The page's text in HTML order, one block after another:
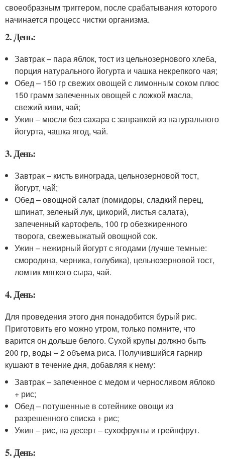
своеобразным триггером, после срабатывания которого
начинается процесс чистки организма.
2. День:
Завтрак – пара яблок, тост из цельнозернового хлеба,
порция натурального йогурта и чашка некрепкого чая;
Обед – 150 гр свежих овощей с лимонным соком плюс
150 грамм запеченных овощей с ложкой масла,
свежий киви, чай;
Ужин – мюсли без сахара с заправкой из натурального
йогурта, чашка ягод, чай.
3. День:
Завтрак – кисть винограда, цельнозерновой тост,
йогурт, чай;
Обед – овощной салат (помидоры, сладкий перец,
шпинат, зеленый лук, цикорий, листья салата),
запеченный картофель, 100 гр обезжиренного
творога, свежевыжатый овощной сок.
Ужин – нежирный йогурт с ягодами (лучше темные:
смородина, черника, голубика), цельнозерновой тост,
ломтик мягкого сыра, чай.
4. День:
Для проведения этого дня понадобится бурый рис.
Приготовить его можно утром, только помните, что
варится он дольше белого. Сухой крупы должно быть
200 гр, воды – 2 объема риса. Получившийся гарнир
кушают в течение дня, добавляя к нему:
Завтрак – запеченное с медом и черносливом яблоко
+ рис;
Обед – потушенные в сотейнике овощи из
разрешенного списка + рис;
Ужин – рис, на десерт – сухофрукты и грейпфрут.
5. День: